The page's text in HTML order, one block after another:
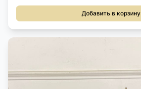
Добавить в корзину